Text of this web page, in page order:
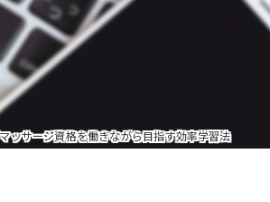
ンストラクターセットコース
講座について
を追加受講の方はこちら
ッサージ資格を働きながら目指す効率学習法